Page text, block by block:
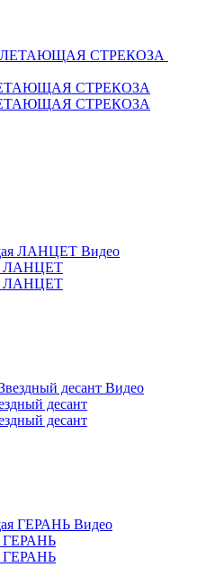
СТРЕКОЗА
СТРЕКОЗА
Видео
ЛАНЦЕТ
ЛАНЦЕТ
Видео
десант
десант
Видео
ГЕРАНЬ
ГЕРАНЬ